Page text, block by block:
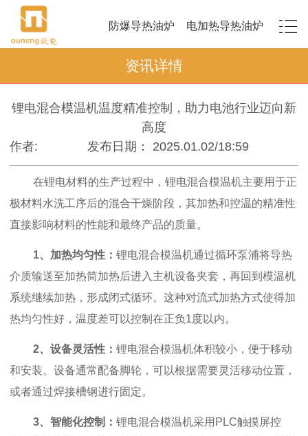
防爆导热油炉 电加热导热油炉
资讯详情
锂电混合模温机温度精准控制，助力电池行业迈向新
高度
作者:
发布日期： 2025.01.02/18:59
在锂电材料的生产过程中，锂电混合模温机主要用于正
极材料水洗工序后的混合干燥阶段，其加热和控温的精准性
直接影响材料的性能和最终产品的质量。
1、加热均匀性： 锂电混合模温机通过循环泵浦将导热
介质输送至加热筒加热后进入主机设备夹套，再回到模温机
系统继续加热，形成闭式循环。这种对流式加热方式使得加
热均匀性好，温度差可以控制在正负1度以内。
2、设备灵活性： 锂电混合模温机体积较小，便于移动
和安装。设备通常配备脚轮，可以根据需要灵活移动位置，
或者通过焊接槽钢进行固定。
3、智能化控制： 锂电混合模温机采用PLC触摸屏控